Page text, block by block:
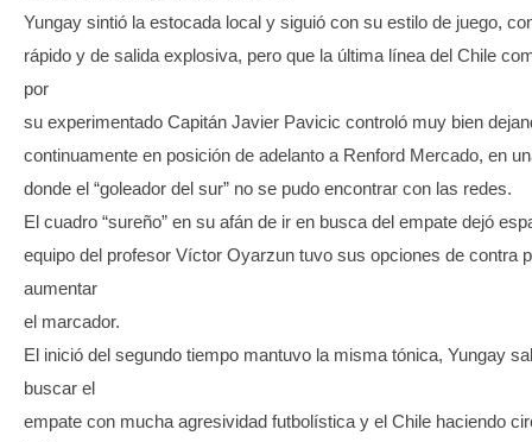
Yungay sintió la estocada local y siguió con su estilo de juego,
rápido y de salida explosiva, pero que la última línea del Chile
por
su experimentado Capitán Javier Pavicic controló muy bien
continuamente en posición de adelanto a Renford Mercado, en
donde el “goleador del sur” no se pudo encontrar con las redes.
El cuadro “sureño” en su afán de ir en busca del empate dejó
equipo del profesor Víctor Oyarzun tuvo sus opciones de contra
aumentar
el marcador.
El inició del segundo tiempo mantuvo la misma tónica, Yungay
buscar el
empate con mucha agresividad futbolística y el Chile haciendo